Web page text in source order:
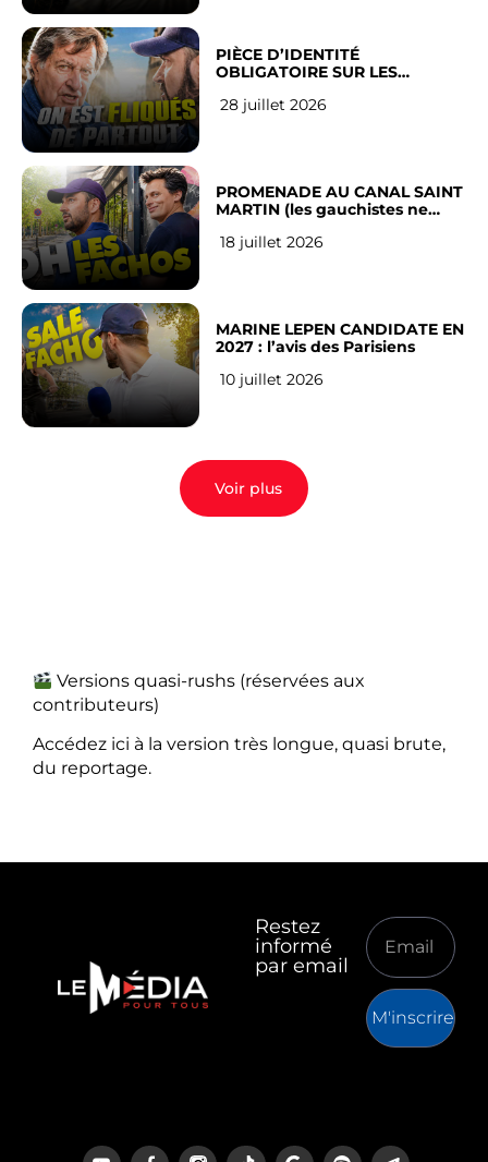
PIÈCE D’IDENTITÉ
OBLIGATOIRE SUR LES
Français
28 juillet 2026
PROMENADE AU CANAL SAINT
MARTIN (les gauchistes ne
18 juillet 2026
MARINE LEPEN CANDIDATE EN
2027 : l’avis des Parisiens
10 juillet 2026
Voir plus
Versions quasi-rushs (réservées aux
contributeurs)
Accédez ici à la version très longue, quasi brute,
du reportage.
Restez
informé
par email
M'inscrire